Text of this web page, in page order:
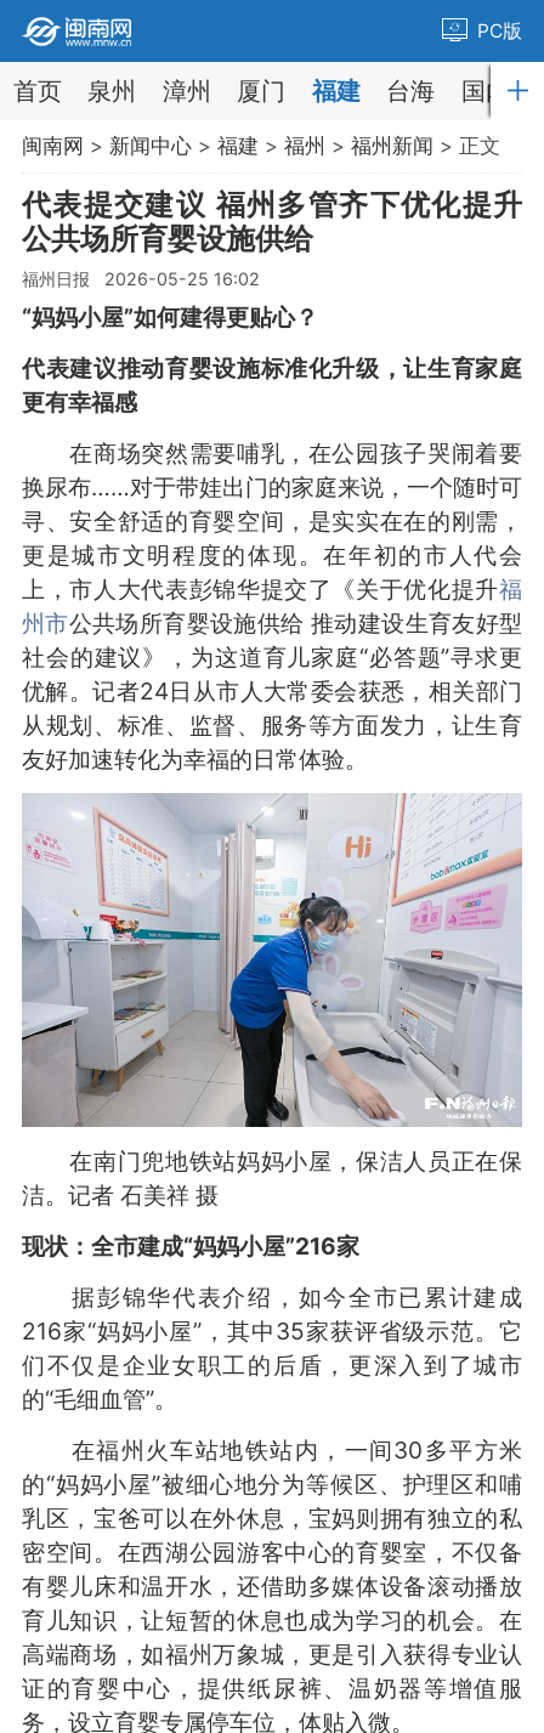
PC版
首页 泉州 漳州 厦门 福建 台海 国内
闽南网 > 新闻中心> 福建 > 福州 > 福州新闻 > 正文
代表提交建议 福州多管齐下优化提升
公共场所育婴设施供给
福州日报 2026-05-25 16:02
“妈妈小屋”如何建得更贴心？
代表建议推动育婴设施标准化升级，让生育家庭
更有幸福感
在商场突然需要哺乳，在公园孩子哭闹着要
换尿布……对于带娃出门的家庭来说，一个随时可
寻、安全舒适的育婴空间，是实实在在的刚需，
更是城市文明程度的体现。在年初的市人代会
上，市人大代表彭锦华提交了《关于优化提升福
州市公共场所育婴设施供给 推动建设生育友好型
社会的建议》，为这道育儿家庭“必答题”寻求更
优解。记者24日从市人大常委会获悉，相关部门
从规划、标准、监督、服务等方面发力，让生育
友好加速转化为幸福的日常体验。
在南门兜地铁站妈妈小屋，保洁人员正在保
洁。记者 石美祥 摄
现状： 全市建成“妈妈小屋”216家
据彭锦华代表介绍，如今全市已累计建成
216家“妈妈小屋”，其中35家获评省级示范。它
们不仅是企业女职工的后盾，更深入到了城市
的“毛细血管”。
在福州火车站地铁站内，一间30多平方米
的“妈妈小屋”被细心地分为等候区、护理区和哺
乳区，宝爸可以在外休息，宝妈则拥有独立的私
密空间。在西湖公园游客中心的育婴室，不仅备
有婴儿床和温开水，还借助多媒体设备滚动播放
育儿知识，让短暂的休息也成为学习的机会。在
高端商场，如福州万象城，更是引入获得专业认
证的育婴中心，提供纸尿裤、温奶器等增值服
务，设立育婴专属停车位，体贴入微。